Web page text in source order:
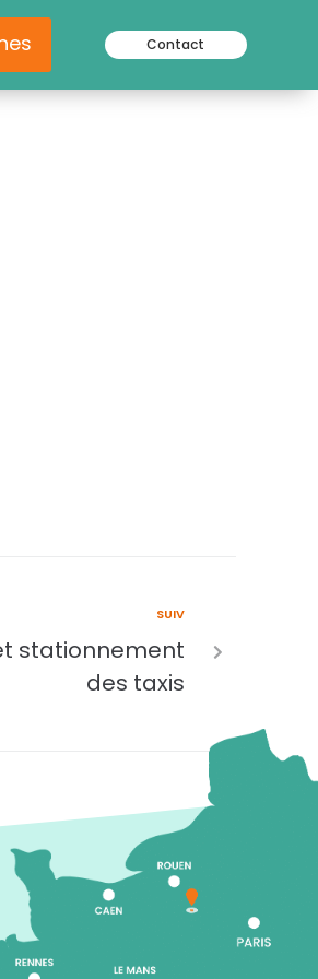
Contact
SUIV
stationnement
des taxis